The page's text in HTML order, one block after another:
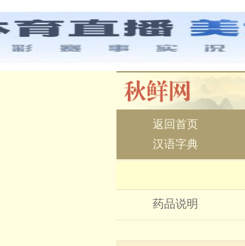
返回首页
汉语字典
药品说明